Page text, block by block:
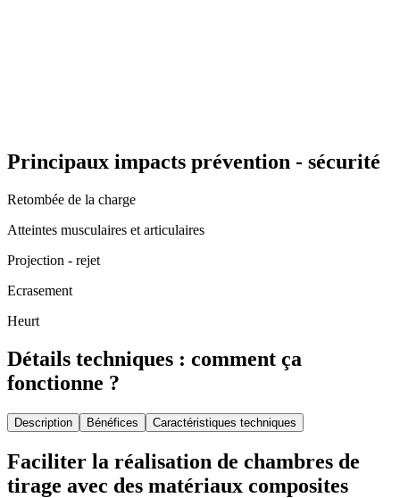
Principaux impacts prévention - sécurité
Retombée de la charge
Atteintes musculaires et articulaires
Projection - rejet
Ecrasement
Heurt
Détails techniques : comment ça
fonctionne ?
Description Bénéfices Caractéristiques techniques
Faciliter la réalisation de chambres de
tirage avec des matériaux composites